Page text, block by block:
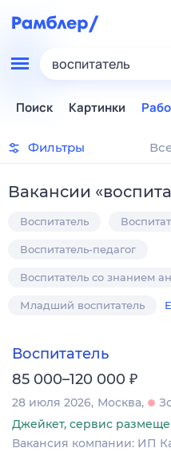
воспитатель
Поиск Картинки
Фильтры
Вакансии «
Воспитатель
Воспитатель-педагог
Воспитатель со знанием
Младший воспитатель
Воспитатель
85 000–120 000 ₽
28 июля 2026 Москва
Джейкет, сервис
Вакансия компании: ИП